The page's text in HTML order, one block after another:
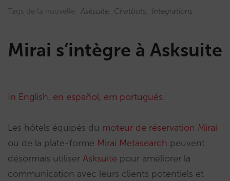
Tags de la nouvelle: Asksuite Chatbots Integrations
Mirai s’intègre à Asksuite
In English, en español, em português.
Les hôtels équipés du moteur de réservation Mirai
ou de la plate-forme Mirai Metasearch peuvent
désormais utiliser Asksuite pour améliorer la
communication avec leurs clients potentiels et